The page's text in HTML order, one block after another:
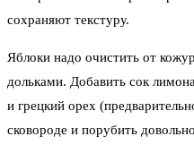
сохраняют текстуру.
Яблоки надо очистить от
дольками. Добавить сок
и грецкий орех
сковороде и порубить